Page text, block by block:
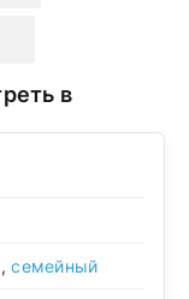
,семейный